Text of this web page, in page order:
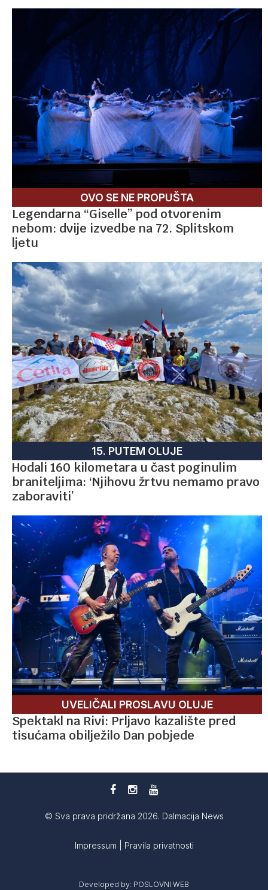
OVO SE NE PROPUŠTA
Legendarna “Giselle” pod otvorenim
nebom: dvije izvedbe na 72. Splitskom
ljetu
15. PUTEM OLUJE
Hodali 160 kilometara u čast poginulim
braniteljima: ‘Njihovu žrtvu nemamo pravo
zaboraviti’
UVELIČALI PROSLAVU OLUJE
Spektakl na Rivi: Prljavo kazalište pred
tisućama obilježilo Dan pobjede
© Sva prava pridržana 2026. Dalmacija News
Impressum Pravila privatnosti
Developed by: POSLOVNI WEB